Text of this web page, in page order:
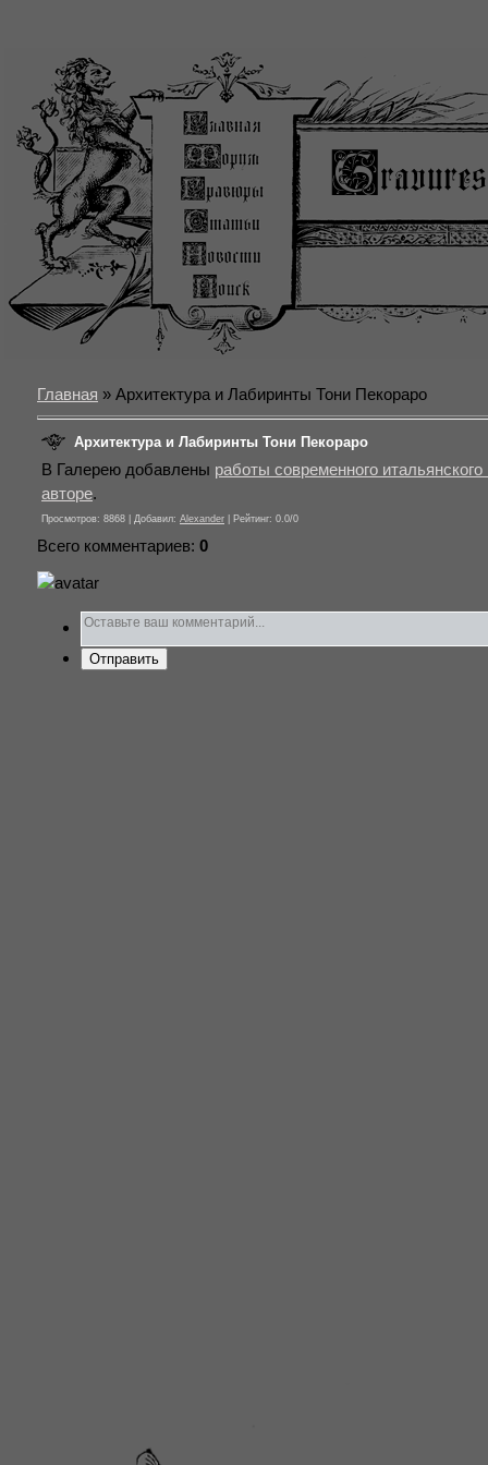
Главная » Архитектура и Лабиринты Тони Пекораро
Архитектура и Лабиринты Тони Пекораро
В Галерею добавлены работы современного
авторе.
Просмотров: 8868 | Добавил: Alexander Рейтинг: 0.0/0
Всего комментариев: 0
Отправить